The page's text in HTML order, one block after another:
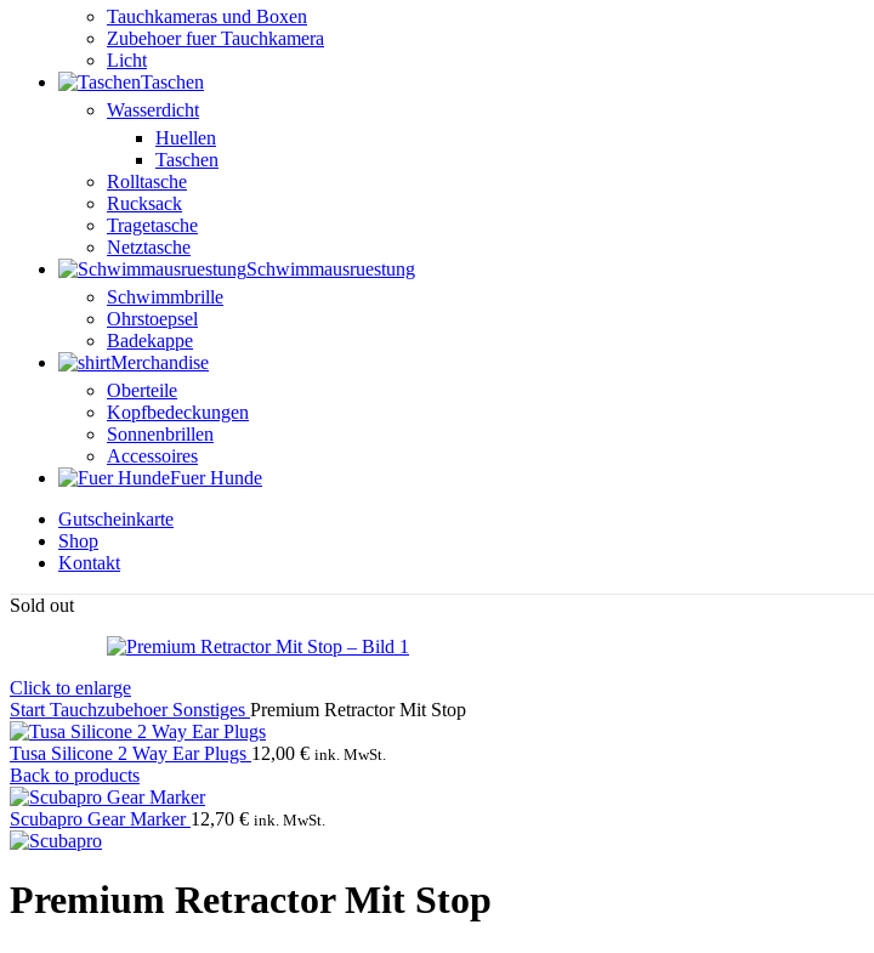
Tauchkameras und Boxen
Zubehoer fuer Tauchkamera
Licht
Taschen
Wasserdicht
Huellen
Taschen
Rolltasche
Rucksack
Tragetasche
Netztasche
Schwimmausruestung
Schwimmbrille
Ohrstoepsel
Badekappe
Merchandise
Oberteile
Kopfbedeckungen
Sonnenbrillen
Accessoires
Fuer Hunde
Gutscheinkarte
Shop
Kontakt
Sold out
Click to enlarge
Start Tauchzubehoer Sonstiges Premium Retractor Mit Stop
Tusa Silicone 2 Way Ear Plugs 12,00 € ink. MwSt.
Back to products
Scubapro Gear Marker 12,70 € ink. MwSt.
Premium Retractor Mit Stop